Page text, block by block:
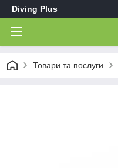
Diving Plus
Товари та послуги